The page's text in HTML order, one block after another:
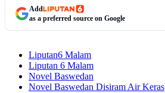
Add
as a preferred source on Google
Liputan6 Malam
Liputan 6 Malam
Novel Baswedan
Novel Baswedan Disiram Air Keras